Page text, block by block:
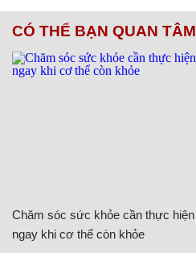
CÓ THỂ BẠN QUAN TÂM
Chăm sóc sức khỏe cần thực hiện
ngay khi cơ thể còn khỏe